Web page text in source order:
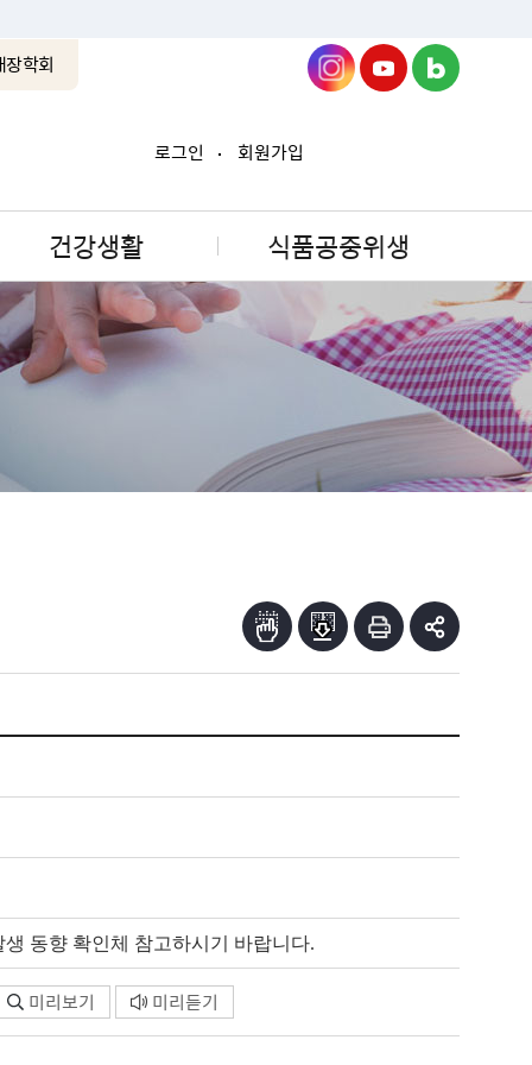
학회
로그인 회원가입
건강생활 식품공중위생
동향 확인체 참고하시기 바랍니다.
미리보기 미리듣기